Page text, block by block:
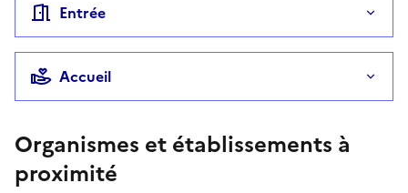
Entrée
Accueil
Organismes et établissements à
proximité